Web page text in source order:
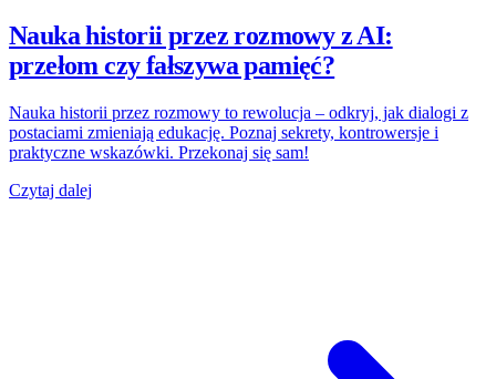
Nauka historii przez rozmowy z AI:
przełom czy fałszywa pamięć?
Nauka historii przez rozmowy to rewolucja – odkryj, jak dialogi z
postaciami zmieniają edukację. Poznaj sekrety, kontrowersje i
praktyczne wskazówki. Przekonaj się sam!
Czytaj dalej